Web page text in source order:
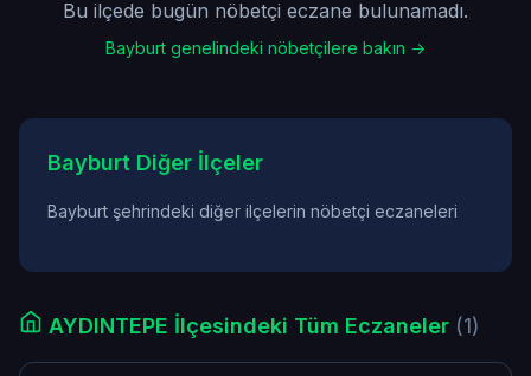
Bu ilçede bugün nöbetçi eczane bulunamadı.
Bayburt genelindeki nöbetçilere bakın →
Bayburt Diğer İlçeler
Bayburt şehrindeki diğer ilçelerin nöbetçi eczaneleri
AYDINTEPE İlçesindeki Tüm Eczaneler (1)